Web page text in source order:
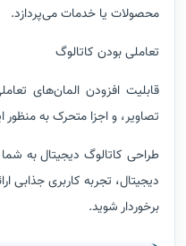
محصولات یا خدمات می‌پردازد.
تعاملی بودن کاتالوگ
قابلیت افزودن المان‌های
تصاویر، و اجزا متحرک به
طراحی کاتالوگ دیجیتال به
دیجیتال، تجربه کاربری جذابی
برخوردار شوید.